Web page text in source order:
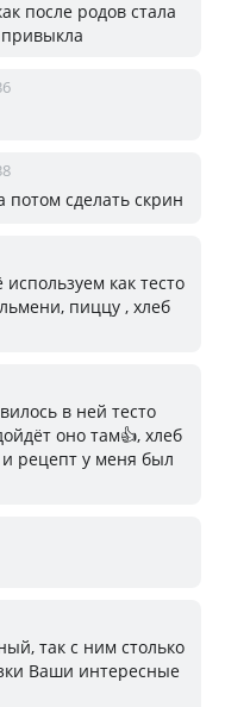
после родов стала
потом сделать скрин
как тесто
пиццу , хлеб
в ней тесто
оно там👍, хлеб
рецепт у меня был
так с ним столько
Ваши интересные